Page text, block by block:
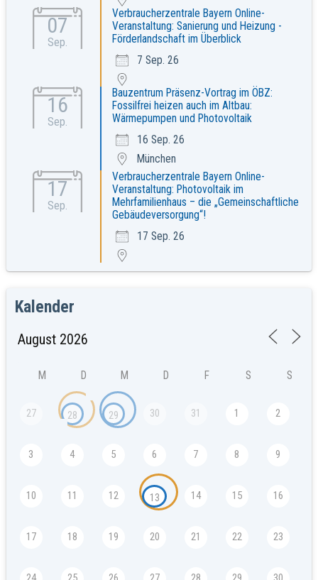
07
Sep.
Verbraucherzentrale Bayern Online-
Veranstaltung: Sanierung und Heizung -
Förderlandschaft im Überblick
7 Sep. 26
16
Sep.
Bauzentrum Präsenz-Vortrag im ÖBZ:
Fossilfrei heizen auch im Altbau:
Wärmepumpen und Photovoltaik
16 Sep. 26
München
17
Sep.
Verbraucherzentrale Bayern Online-
Veranstaltung: Photovoltaik im
Mehrfamilienhaus – die „Gemeinschaftliche
Gebäudeversorgung“!
17 Sep. 26
Kalender
M D M D F S S
27 28 29 30 31 1 2
3 4 5 6 7 8 9
10 11 12 13 14 15 16
17 18 19 20 21 22 23